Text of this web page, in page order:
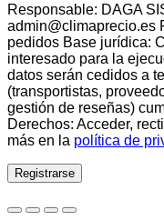
Responsable: DAGA
admin@climaprecio.es
pedidos Base jurídica:
interesado para la
datos serán cedidos a
(transportistas,
gestión de reseñas)
Derechos: Acceder,
más en la política de
Registrarse